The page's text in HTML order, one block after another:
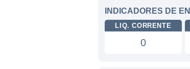
INDICADORES DE
LIQ. CORRENTE
0